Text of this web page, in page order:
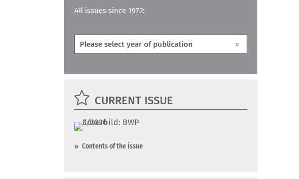
All issues since 1972:
CURRENT ISSUE
Contents of the issue